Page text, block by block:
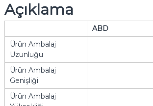
Açıklama
ABD
Ürün Ambalaj
Uzunluğu
Ürün Ambalaj
Genişliği
Ürün Ambalaj